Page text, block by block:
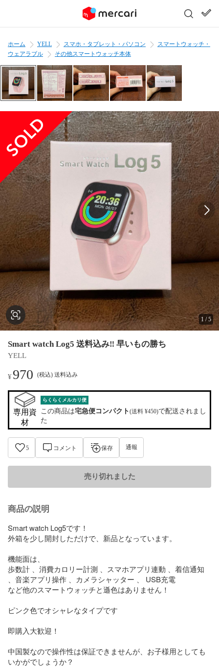
ホーム YELL スマホ・タブレット・パソコン
スマートウォッチ・
ウェアラブル
その他スマートウォッチ本体
1 /5
Smart watch Log5 送料込み‼️ 早いもの勝ち
YELL
¥970 (税込) 送料込み
専用資
材
らくらくメルカリ便
この商品は宅急便コンパクト(送料 ¥450)で配送されまし
た
5 コメント 保存 通報
売り切れました
商品の説明
Smart watch Log5です！
外箱を少し開封しただけで、新品となっています。
機能面は、
歩数計 、消費カロリー計測 、スマホアプリ連動 、着信通知
、音楽アプリ操作 、カメラシャッター 、 USB充電
など他のスマートウォッチと遜色はありません！
ピンク色でオシャレなタイプです
即購入大歓迎！
中国製なので操作性は保証できませんが、お子様用としても
いかがでしょうか？